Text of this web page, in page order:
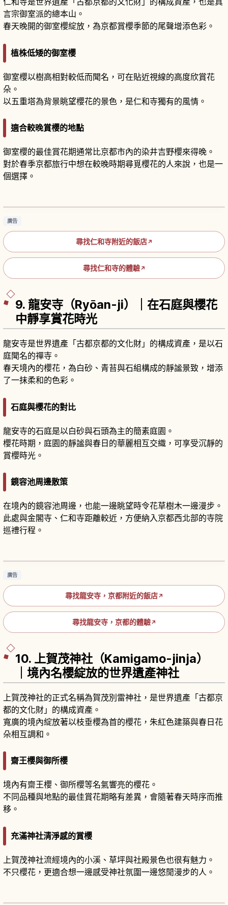
言宗御室派的總本山。
春天晚開的御室櫻綻放，為京都賞櫻季節的尾聲增添色彩。
植株低矮的御室櫻
御室櫻以樹高相對較低而聞名，可在貼近視線的高度欣賞花
朵。
以五重塔為背景眺望櫻花的景色，是仁和寺獨有的風情。
適合較晚賞櫻的地點
御室櫻的最佳賞花期通常比京都市內的染井吉野櫻來得晚。
對於春季京都旅行中想在較晚時期尋覓櫻花的人來說，也是一
個選擇。
廣告
尋找仁和寺附近的飯店↗
尋找仁和寺的體驗↗
9. 龍安寺（Ryōan-ji）｜在石庭與櫻花
中靜享賞花時光
龍安寺是世界遺產「古都京都的文化財」的構成資產，是以石
庭聞名的禪寺。
春天境內的櫻花，為白砂、青苔與石組構成的靜謐景致，增添
了一抹柔和的色彩。
石庭與櫻花的對比
龍安寺的石庭是以白砂與石頭為主的簡素庭園。
櫻花時期，庭園的靜謐與春日的華麗相互交織，可享受沉靜的
賞櫻時光。
鏡容池周邊散策
在境內的鏡容池周邊，也能一邊眺望時令花草樹木一邊漫步。
此處與金閣寺、仁和寺距離較近，方便納入京都西北部的寺院
巡禮行程。
京都府龍安寺攻略｜世界遺產枯山水石庭與寧靜
廣告
尋找龍安寺，京都附近的飯店↗
尋找龍安寺，京都的體驗↗
10. 上賀茂神社（Kamigamo-jinja）
｜境內名櫻綻放的世界遺產神社
上賀茂神社的正式名稱為賀茂別雷神社，是世界遺產「古都京
都的文化財」的構成資產。
寬廣的境內綻放著以枝垂櫻為首的櫻花，朱紅色建築與春日花
朵相互調和。
齋王櫻與御所櫻
境內有齋王櫻、御所櫻等名氣響亮的櫻花。
不同品種與地點的最佳賞花期略有差異，會隨著春天時序而推
移。
充滿神社清淨感的賞櫻
上賀茂神社流經境內的小溪、草坪與社殿景色也很有魅力。
不只櫻花，更適合想一邊感受神社氛圍一邊悠閒漫步的人。
京都上賀茂神社攻略｜在世界遺產神社邂逅歷史